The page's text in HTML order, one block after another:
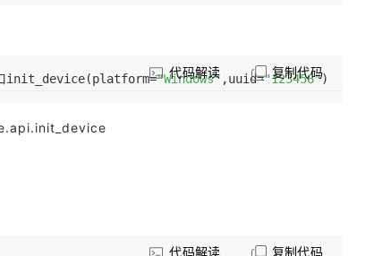
口init_device(platform="Windows" ,uuid="123456")
代码解读 复制代码
代码解读 复制代码